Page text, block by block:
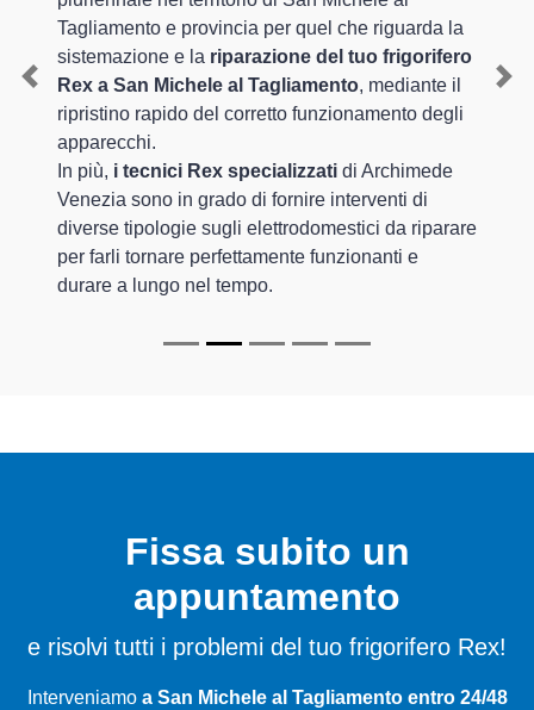
Tagliamento e provincia per quel che riguarda la
sistemazione e la riparazione del tuo frigorifero
Rex a San Michele al Tagliamento, mediante il
ripristino rapido del corretto funzionamento degli
apparecchi.
In più, i tecnici Rex specializzati di Archimede
Venezia sono in grado di fornire interventi di
diverse tipologie sugli elettrodomestici da riparare
per farli tornare perfettamente funzionanti e
durare a lungo nel tempo.
Previous
Fissa subito un
appuntamento
e risolvi tutti i problemi del tuo frigorifero Rex!
Interveniamo a San Michele al Tagliamento entro 24/48